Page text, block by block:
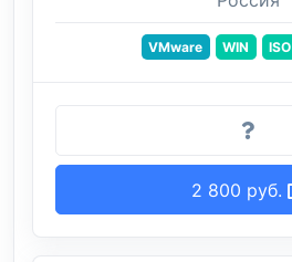
VMware WIN ISO
2 800 руб.